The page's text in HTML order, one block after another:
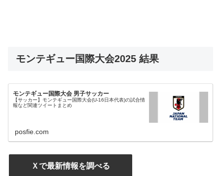
モンテギュー国際大会2025 結果
モンテギュー国際大会 男子サッカー
【サッカー】モンテギュー国際大会(U-16日本代表)の試合情
報など関連ツイートまとめ
posfie.com
Ｘで最新情報を調べる